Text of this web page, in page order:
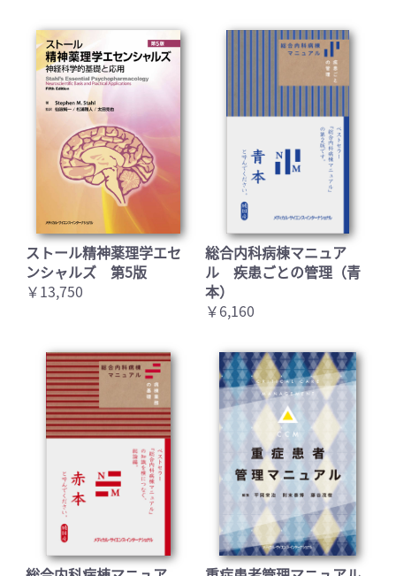
ストール精神薬理学エセ
ンシャルズ 第5版
￥13,750
総合内科病棟マニュア
ル 疾患ごとの管理（青
本）
￥6,160